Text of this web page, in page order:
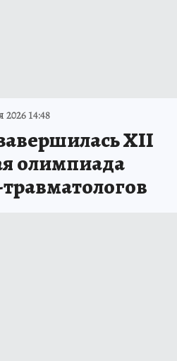
14:48
XII
олимпиада